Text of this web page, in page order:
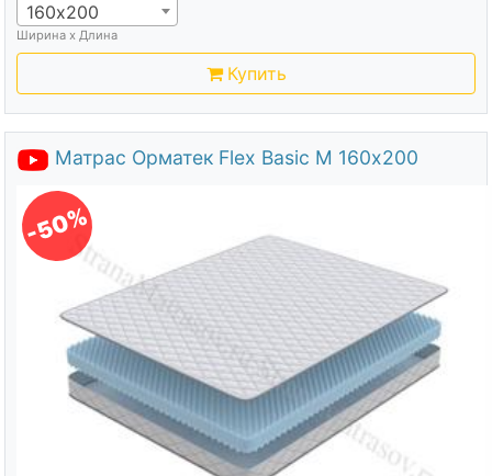
160х200
Ширина х Длина
Купить
Матрас Орматек Flex Basic M 160х200
-50%